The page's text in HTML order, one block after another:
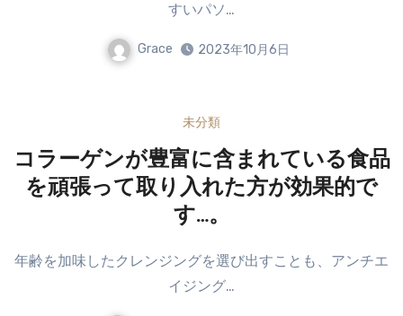
すいパソ…
Grace 2023年10月6日
未分類
コラーゲンが豊富に含まれている食品
を頑張って取り入れた方が効果的で
す…。
年齢を加味したクレンジングを選び出すことも、アンチエ
イジング…